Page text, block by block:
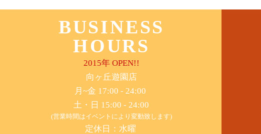
BUSINESS
HOURS
2015年 OPEN!!
​向ヶ丘遊園店
月~金 17:00 - 24:00
土・日 15:00 - 24:00
(営業時間はイベントにより変動致します)
定休日：水曜